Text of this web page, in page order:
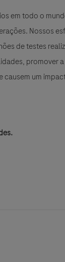
em todo o
Nossos
de testes
promover
causem um